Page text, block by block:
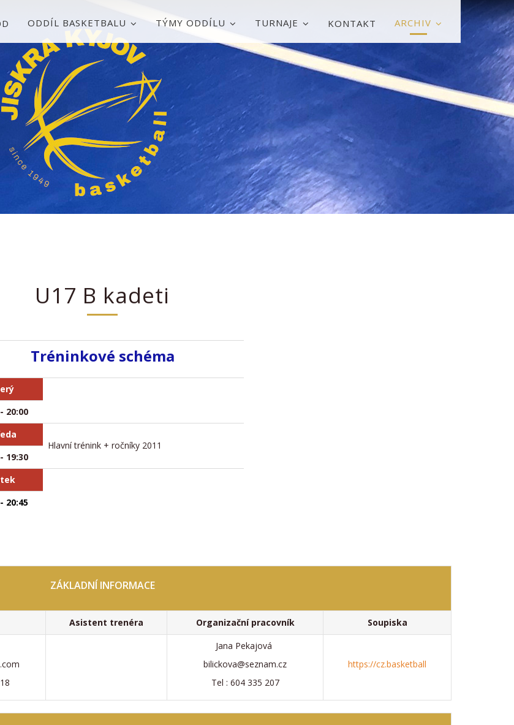
ODDÍL BASKETBALU TÝMY ODDÍLU TURNAJE KONTAKT ARCHIV
U17 B kadeti
Tréninkové schéma
20:00
Hlavní trénink + ročníky 2011
19:30
20:45
ZÁKLADNÍ INFORMACE
Asistent trenéra Organizační pracovník Soupiska
Jana Pekajová
bilickova@seznam.cz
Tel : 604 335 207
https://cz.basketball